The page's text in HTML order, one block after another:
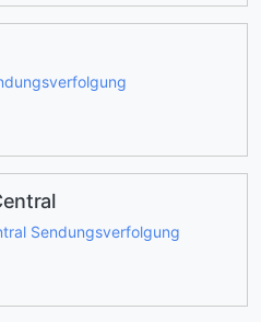
Sendungsverfolgung